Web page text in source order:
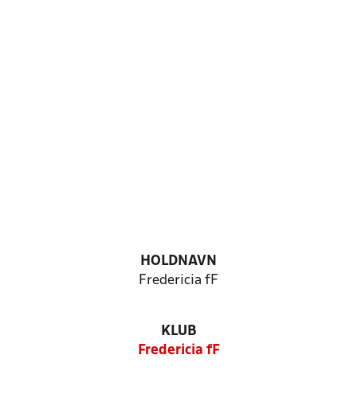
HOLDNAVN
Fredericia fF
KLUB
Fredericia fF